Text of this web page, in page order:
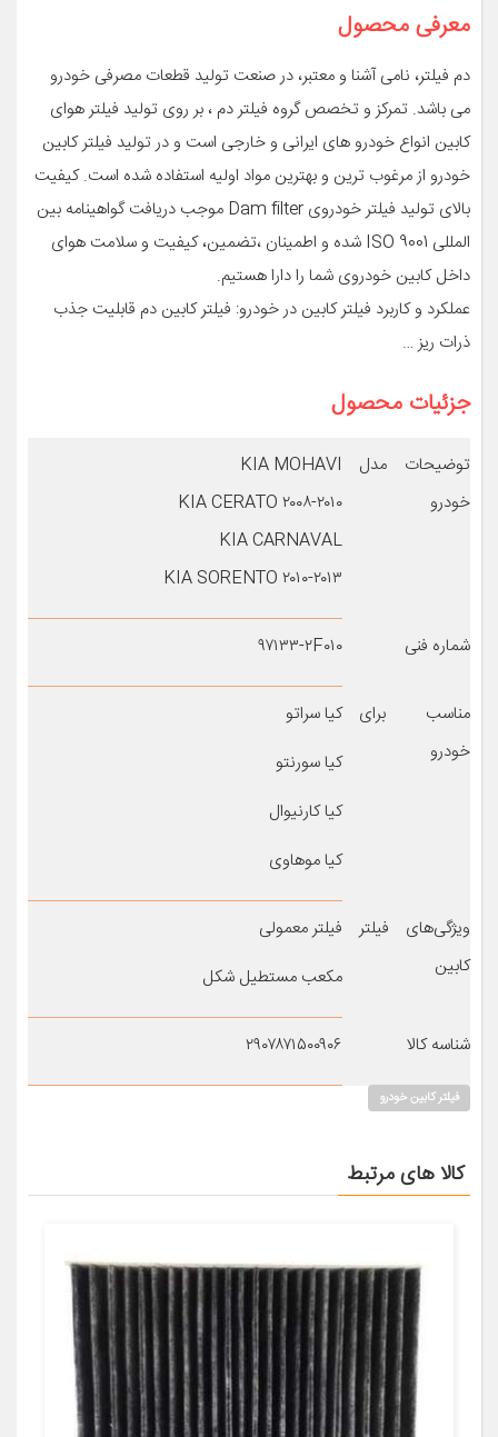
معرفی محصول
دم فیلتر، نامی آشنا و معتبر، در صنعت تولید قطعات مصرفی خودرو
می باشد. تمرکز و تخصص گروه فیلتر دم ، بر روی تولید فیلتر هوای
کابین انواع خودرو های ایرانی و خارجی است و در تولید فیلتر کابین
خودرو از مرغوب ترین و بهترین مواد اولیه استفاده شده است. کیفیت
بالای تولید فیلتر خودروی Dam filter موجب دریافت گواهینامه بین
المللی ISO 9001 شده و اطمینان ،تضمین، کیفیت و سلامت هوای
داخل کابین خودروی شما را دارا هستیم.
عملکرد و کاربرد فیلتر کابین در خودرو: فیلتر کابین دم قابلیت جذب
ذرات ریز …
جزئیات محصول
توضیحات مدل
خودرو
KIA MOHAVI
KIA CERATO ۲۰۰۸-۲۰۱۰
KIA CARNAVAL
KIA SORENTO ۲۰۱۰-۲۰۱۳
شماره فنی ۹۷۱۳۳-۲F۰۱۰
مناسب برای
خودرو
کیا سراتو
کیا سورنتو
کیا کارنیوال
کیا موهاوی
ویژگی‌های فیلتر
کابین
فیلتر معمولی
مکعب مستطیل شکل
شناسه کالا ۲۹۰۷۸۷۱۵۰۰۹۰۶
فیلتر کابین خودرو
کالا های مرتبط